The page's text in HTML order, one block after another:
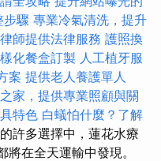
步驟 專業冷氣清洗，提升
師提供法律服務 護照換
化餐盒訂製 人工植牙服
案 提供老人養護單人
家，提供專業照顧與關
特色 白蟻怕什麼？了解
許多選擇中，蓮花水療
在全天運輸中發現。